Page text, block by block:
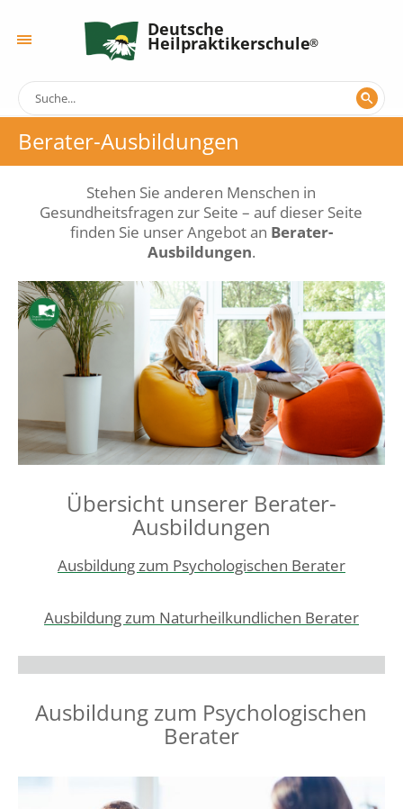
Deutsche
Heilpraktikerschule
Berater-Ausbildungen
Stehen Sie anderen Menschen in
Gesundheitsfragen zur Seite – auf dieser Seite
finden Sie unser Angebot an Berater-
Ausbildungen.
Übersicht unserer Berater-
Ausbildungen
Ausbildung zum Psychologischen Berater
Ausbildung zum Naturheilkundlichen Berater
Ausbildung zum Psychologischen
Berater